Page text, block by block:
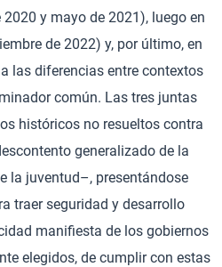
y mayo de 2021), luego en
de 2022) y, por último, en
las diferencias entre contextos
común. Las tres juntas
históricos no resueltos contra
generalizado de la
la juventud–, presentándose
traer seguridad y desarrollo
manifiesta de los gobiernos
elegidos, de cumplir con estas